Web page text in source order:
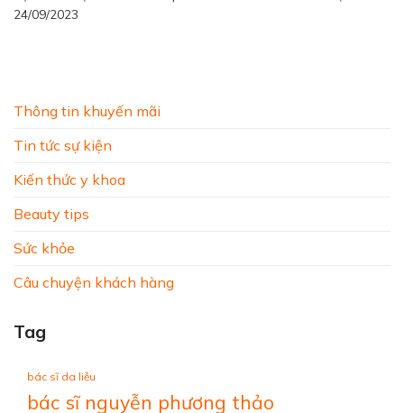
Thông tin khuyến mãi
Tin tức sự kiện
Kiến thức y khoa
Beauty tips
Sức khỏe
Câu chuyện khách hàng
Tag
bác sĩ da liễu
bác sĩ nguyễn phương thảo
24/09/2023